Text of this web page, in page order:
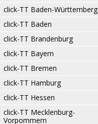
click-TT Baden-Württemberg
click-TT Baden
click-TT Brandenburg
click-TT Bayern
click-TT Bremen
click-TT Hamburg
click-TT Hessen
click-TT Mecklenburg-
Vorpommern